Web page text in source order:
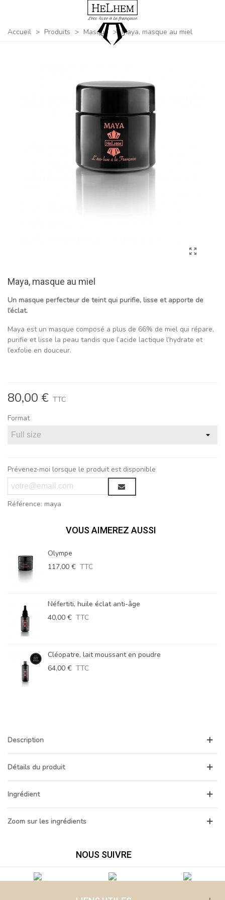
Accueil > Produits > Masque > Maya, masque au miel
Maya, masque au miel
Un masque perfecteur de teint qui purifie, lisse et apporte de
l’éclat.
Maya est un masque composé a plus de 66% de miel qui répare,
purifie et lisse la peau tandis que l’acide lactique l’hydrate et
l’exfolie en douceur.
80,00 € TTC
Format
Prévenez-moi lorsque le produit est disponible
Référence: maya
VOUS AIMEREZ AUSSI
Olympe
117,00 € TTC
Néfertiti, huile éclat anti-âge
40,00 € TTC
Cléopatre, lait moussant en poudre
64,00 € TTC
Description
Détails du produit
Ingrédient
Zoom sur les ingrédients
NOUS SUIVRE